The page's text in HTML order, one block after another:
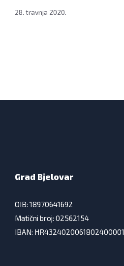
28. travnja 2020.
Grad Bjelovar
OIB: 18970641692
Matični broj: 02562154
IBAN: HR4324020061802400001